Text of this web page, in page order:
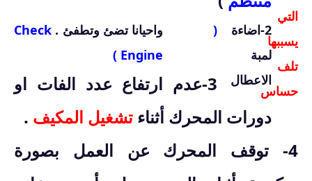
التي
يسببها
تلف
حساس
2-اضاءة
لمبة
الاعطال
واحيانا تضئ وتطفئ . (
Check
Engine )
3-عدم ارتفاع عدد الفات او
دورات المحرك أثناء تشغيل المكيف .
4- توقف المحرك عن العمل بصورة